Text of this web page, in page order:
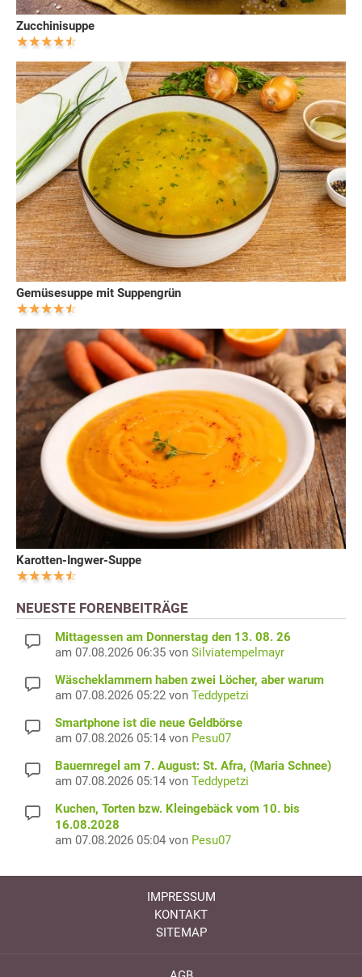
Zucchinisuppe
Gemüsesuppe mit Suppengrün
Karotten-Ingwer-Suppe
NEUESTE FORENBEITRÄGE
Mittagessen am Donnerstag den 13. 08. 26
am 07.08.2026 06:35 von Silviatempelmayr
Wäscheklammern haben zwei Löcher, aber warum
am 07.08.2026 05:22 von Teddypetzi
Smartphone ist die neue Geldbörse
am 07.08.2026 05:14 von Pesu07
Bauernregel am 7. August: St. Afra, (Maria Schnee)
am 07.08.2026 05:14 von Teddypetzi
Kuchen, Torten bzw. Kleingebäck vom 10. bis
16.08.2028
am 07.08.2026 05:04 von Pesu07
IMPRESSUM
KONTAKT
SITEMAP